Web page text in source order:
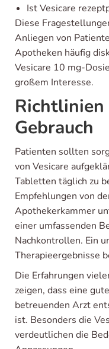
Ist Vesicare
Diese
Anliegen von
Apotheken häufig
Vesicare 10 mg-
großem Interesse.
Gebrauch
Patienten sollten
von Vesicare
Tabletten täglich zu
Empfehlungen von
Apothekerkammer
einer umfassenden
Nachkontrollen. Ein
Therapieergebnisse
Die Erfahrungen
zeigen, dass eine
betreuenden Arzt
ist. Besonders die
verdeutlichen die